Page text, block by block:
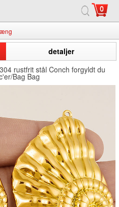
0
detaljer
rustfrit stål Conch forgyldt du
Bag Bag